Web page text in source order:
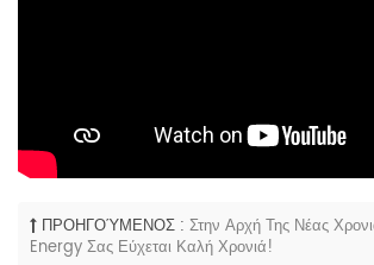
ΠΡΟΗΓΟΎΜΕΝΟΣ : Στην Αρχή Της Νέας
Energy Σας Εύχεται Καλή Χρονιά!